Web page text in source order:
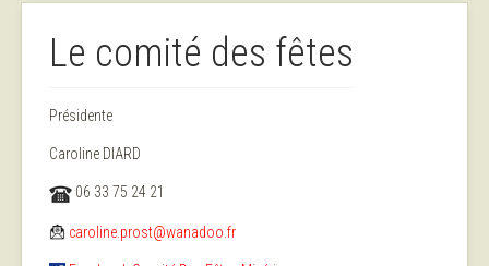
Le comité des fêtes
Présidente
Caroline DIARD
06 33 75 24 21
caroline.prost@wanadoo.fr